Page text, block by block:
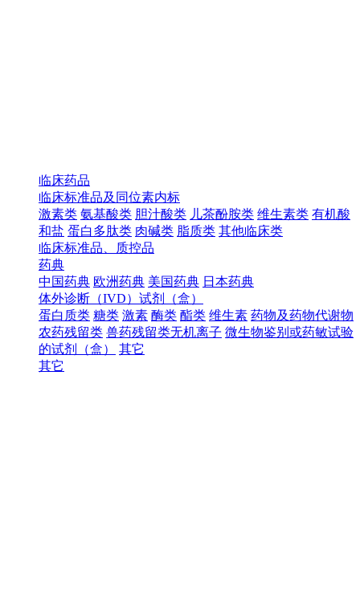
临床药品
临床标准品及同位素内标
激素类 氨基酸类 胆汁酸类 儿茶酚胺类 维生素类 有机酸
和盐 蛋白多肽类 肉碱类 脂质类 其他临床类
临床标准品、质控品
药典
中国药典 欧洲药典 美国药典 日本药典
体外诊断（IVD）试剂（盒）
蛋白质类 糖类 激素 酶类 酯类 维生素 药物及药物代谢物
农药残留类 兽药残留类无机离子 微生物鉴别或药敏试验
的试剂（盒）
其它
其它